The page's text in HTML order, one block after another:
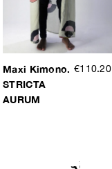
Maxi Kimono.
STRICTA
AURUM
€110.20